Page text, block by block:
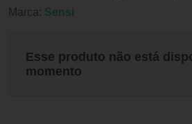
Marca: Sensi
Esse produto não está
momento